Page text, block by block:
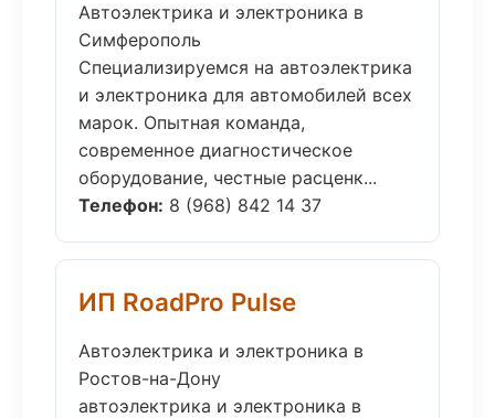
Автоэлектрика и электроника в
Симферополь
Специализируемся на автоэлектрика
и электроника для автомобилей всех
марок. Опытная команда,
современное диагностическое
оборудование, честные расценк...
Телефон: 8 (968) 842 14 37
ИП RoadPro Pulse
Автоэлектрика и электроника в
Ростов-на-Дону
автоэлектрика и электроника в